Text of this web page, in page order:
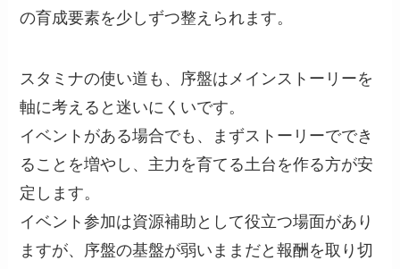
の育成要素を少しずつ整えられます。
スタミナの使い道も、序盤はメインストーリーを
軸に考えると迷いにくいです。
イベントがある場合でも、まずストーリーででき
ることを増やし、主力を育てる土台を作る方が安
定します。
イベント参加は資源補助として役立つ場面があり
ますが、序盤の基盤が弱いままだと報酬を取り切